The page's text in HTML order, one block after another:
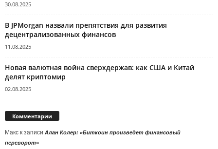
30.08.2025
В JPMorgan назвали препятствия для развития
децентрализованных финансов
11.08.2025
Новая валютная война сверхдержав: как США и Китай
делят криптомир
02.08.2025
Комментарии
Макс к записи Алан Колер: «Биткоин произведет финансовый
переворот»